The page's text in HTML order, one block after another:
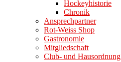
Hockeyhistorie
Chronik
Ansprechpartner
Rot-Weiss Shop
Gastronomie
Mitgliedschaft
Club- und Hausordnung